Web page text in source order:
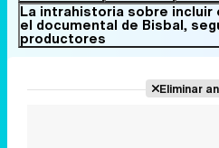
La intrahistoria sobre incluir
el documental de Bisbal,
productores
Eliminar